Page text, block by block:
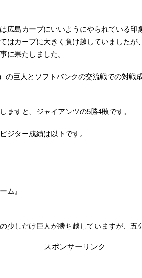
広島カープにいいようにやられている印
はカープに大きく負け越していましたが
に果たしました。
の巨人とソフトバンクの交流戦での対戦
ますと、ジャイアンツの5勝4敗です。
ジター成績は以下です。
ム』
少しだけ巨人が勝ち越していますが、五
スポンサーリンク